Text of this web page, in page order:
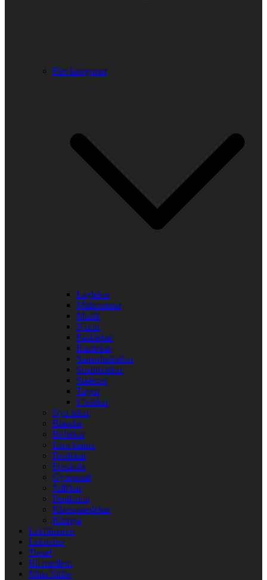
Fler kategorier
Laglekar
Midsommar
Musik
Namn
Påsklekar
Rastlekar
Samarbetslekar
Snabbalekar
Stafetter
Tagen
Utelekar
Nya lekar
Blandat
Bollekar
Lära känna
Festlekar
Förskola
Gympasal
Jullekar
Femkamp
Klassrumslekar
Kluriga
Lekfinnaren
Lekindex
Tipsa!
Bli medlem
Mina Sidor